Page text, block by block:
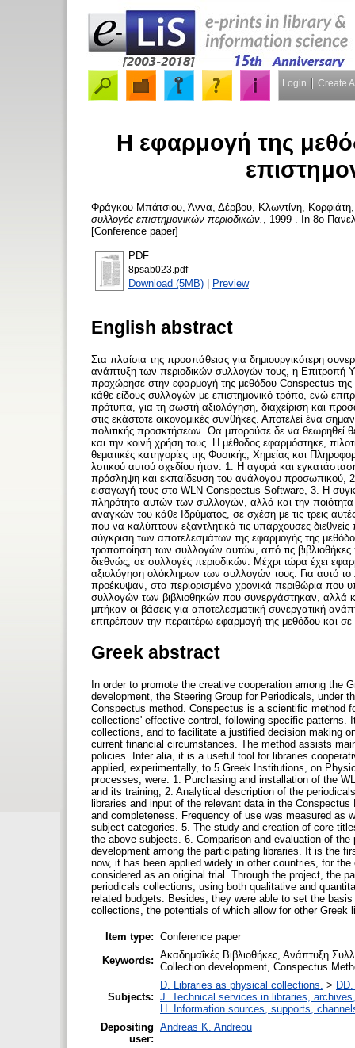
Login Create
Η εφαρμογή της
Φράγκου-Μπάτσιου, Άννα Δέρβου, Κλωντίνη
συλλογές επιστημονικών περιοδικών.
, 1999 . In 8ο
[Conference paper]
PDF
8psab023.pdf
Download (5MB) | Preview
English abstract
Στα πλαίσια της προσπάθειας για δη­μιουργικότερη
ανάπτυξη των περιοδι­κών συλλογών τους, η Επιτροπή
προχώρησε στην εφαρ­μογή της μεθόδου Conspectus της
κάθε είδους συλλογών με επιστημονικό τρό­πο, ενώ
πρότυπα, για τη σωστή αξιολόγη­ση, διαχείριση και
στις εκάστοτε οικο­νομικές συνθήκες. Αποτελεί ένα
πο­λιτικής προσκτήσεων. Θα μπορούσε δε να θεωρηθεί
και την κοινή χρήση τους. Η μέθοδος εφαρμόστηκε,
θεματικές κατη­γορίες της Φυσικής, Χημείας και
λοτικού αυτού σχεδίου ήταν: 1. Η αγορά και
πρό­σληψη και εκπαίδευση του ανάλο­γου προσωπικού,
εισαγωγή τους στο WLN Conspe­ctus Software, 3. Η
πληρότητα αυτών των συλλογών, αλλά και την
αναγκών του κάθε Ιδρύμα­τος, σε σχέση με τις τρεις
που να καλύπτουν εξα­ντλητικά τις υπάρχουσες
σύγκριση των αποτελεσμάτων της εφαρμο­γής της
τροποποίηση των συλ­λογών αυτών, από τις
διεθνώς, σε συλλογές πε­ριοδικών. Μέχρι τώρα έχει
αξιολόγηση ολό­κληρων των συλλογών τους. Για αυτό
προέκυψαν, στα περιο­ρισμένα χρονικά περιθώρια που
συλλογών των βιβλιοθηκών που συνεργάστηκαν, αλλά
μπήκαν οι βάσεις για αποτελε­σματική συνεργατική
επιτρέπουν την πε­ραιτέρω εφαρμογή της μεθόδου και σε
Greek abstract
In order to promote the creative cooperation among the
development, the Steering Group for Periodicals, under
Conspectus method. Conspectus is a scientific method
collections' effective control, following specific patterns.
collections, and to facilitate a justified decision making
current financial circumstances. The method assists
policies. Inter alia, it is a useful tool for libraries
applied, experimentally, to 5 Greek Institutions, on
processes, were: 1. Purchasing and installation of the
and its training, 2. Analytical description of the
libraries and input of the relevant data in the
and completeness. Frequency of use was measured as
subject categories. 5. The study and creation of core
the above subjects. 6. Comparison and evaluation of
development among the participating libraries. It is the
now, it has been applied widely in other countries, for
considered as an original trial. Through the project, the
periodicals collections, using both qualitative and
related budgets. Besides, they were able to set the
collections, the potentials of which allow for other Greek
Item type: Conference paper
Keywords: Ακαδημαΐκές Βιβλιοθήκες, Ανάπτυξη
Collection development, Conspectus
Subjects:
D. Libraries as physical collections. >
J. Technical services in libraries,
H. Information sources, supports,
Depositing
user:
Andreas K. Andreou